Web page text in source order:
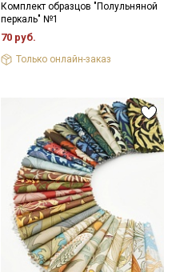
Комплект образцов "Полульняной
перкаль" №1
70 руб.
Только онлайн-заказ